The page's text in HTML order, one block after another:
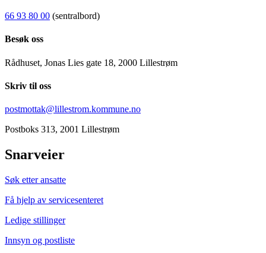
66 93 80 00 (sentralbord)
Besøk oss
Rådhuset, Jonas Lies gate 18, 2000 Lillestrøm
Skriv til oss
postmottak@lillestrom.kommune.no
Postboks 313, 2001 Lillestrøm
Snarveier
Søk etter ansatte
Få hjelp av servicesenteret
Ledige stillinger
Innsyn og postliste